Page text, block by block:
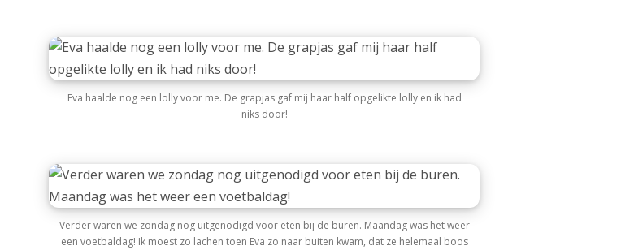
Eva haalde nog een lolly voor me. De grapjas gaf mij haar half opgelikte lolly en ik had
niks door!
Verder waren we zondag nog uitgenodigd voor eten bij de buren. Maandag was het weer
een voetbaldag! Ik moest zo lachen toen Eva zo naar buiten kwam, dat ze helemaal boos